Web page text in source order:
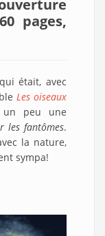
pages,
était, avec
Les oiseaux
un peu une
les fantômes.
la nature,
sympa!